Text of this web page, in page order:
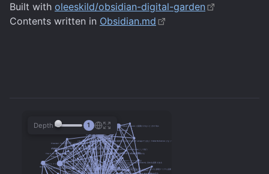
Built with oleeskild/obsidian-digital-garden
Contents written in Obsidian.md
Depth 1